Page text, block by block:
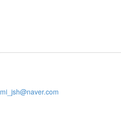
mi_jsh@naver.com